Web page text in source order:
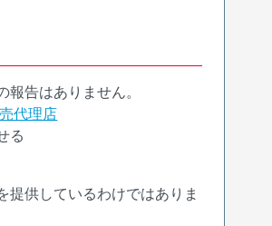
告はありません。
代理店
る
提供しているわけではありま